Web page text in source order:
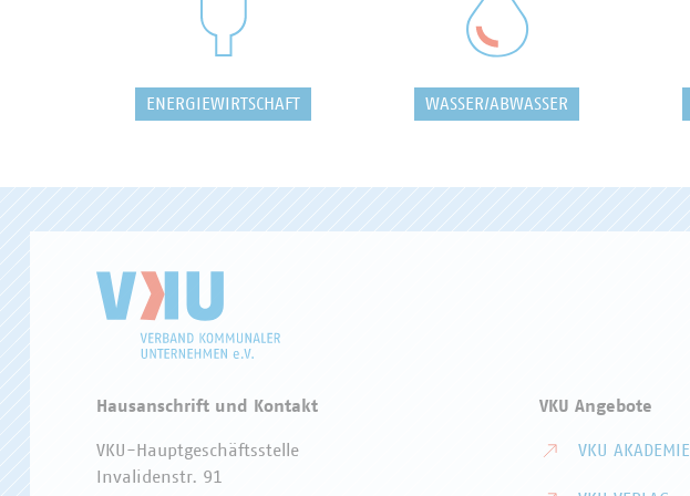
ENERGIEWIRTSCHAFT WASSER/ABWASSER
Hausanschrift und Kontakt
VKU-Hauptgeschäftsstelle
Invalidenstr. 91
VKU Angebote
VKU AKADEMIE